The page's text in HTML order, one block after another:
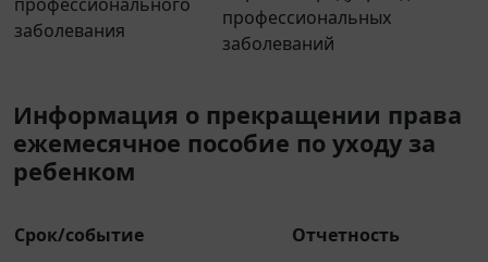
заболевания
профессиональных
заболеваний
Информация о прекращении права
ежемесячное пособие по уходу за
ребенком
Срок/событие
Отчетность